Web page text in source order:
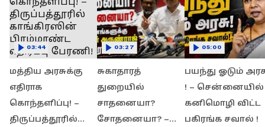
மத்திய அரசுக்கு
எதிராக
கொந்தளிப்பு! –
திருப்பத்தூரில்
03:44
சுகாதாரத்
துறையில்
சாதனையா?
சோதனையா? –
03:27
பயந்து ஓடும்
! – சென்னையில்
கனிமொழி விட்ட
பகிரங்க சவால் !
05:00